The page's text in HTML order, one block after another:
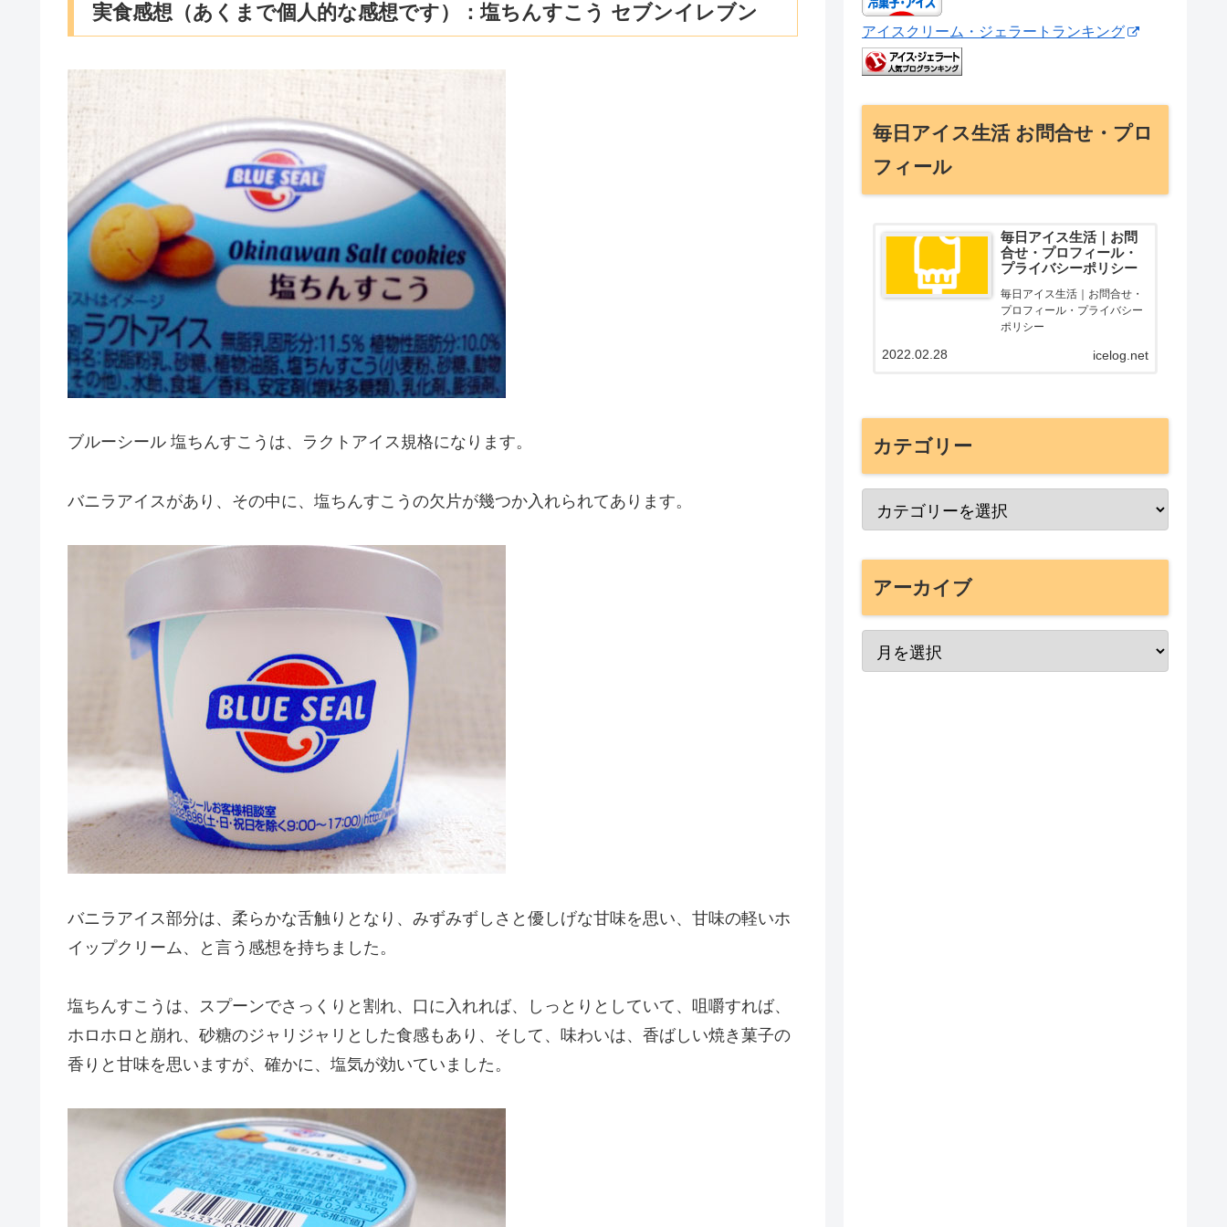
実食感想（あくまで個人的な感想です）：塩ちんすこう セブンイレブン
ブルーシール 塩ちんすこうは、ラクトアイス規格になります。
バニラアイスがあり、その中に、塩ちんすこうの欠片が幾つか入れられてあります。
バニラアイス部分は、柔らかな舌触りとなり、みずみずしさと優しげな甘味を思い、甘味の軽いホ
イップクリーム、と言う感想を持ちました。
塩ちんすこうは、スプーンでさっくりと割れ、口に入れれば、しっとりとしていて、咀嚼すれば、
ホロホロと崩れ、砂糖のジャリジャリとした食感もあり、そして、味わいは、香ばしい焼き菓子の
香りと甘味を思いますが、確かに、塩気が効いていました。
アイスクリーム・ジェラートランキング
毎日アイス生活 お問合せ・プロ
フィール
毎日アイス生活｜お問
合せ・プロフィール・
プライバシーポリシー
毎日アイス生活｜お問合せ・
プロフィール・プライバシー
ポリシー
icelog.net
2022.02.28
カテゴリー
アーカイブ